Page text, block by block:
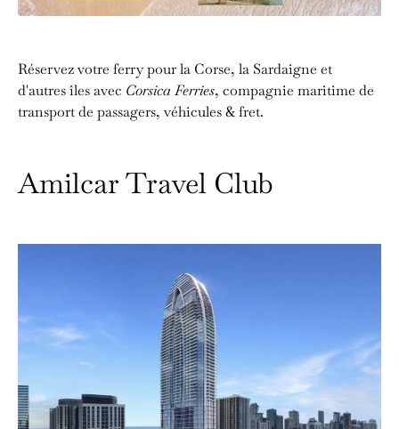
Réservez votre ferry pour la Corse, la Sardaigne et
d'autres îles avec Corsica Ferries, compagnie maritime de
transport de passagers, véhicules & fret.
Amilcar Travel Club